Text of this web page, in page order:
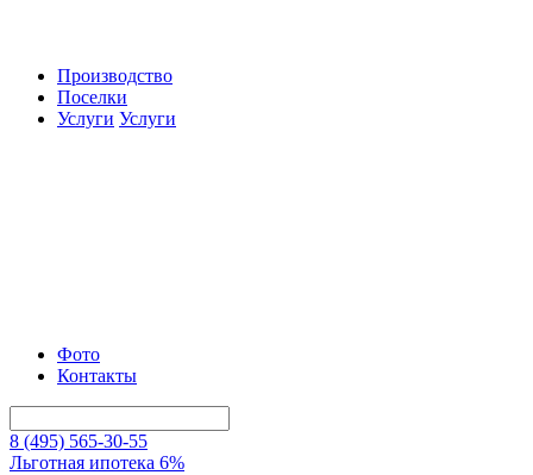
Производство
Поселки
Услуги Услуги
Фото
Контакты
8 (495) 565-30-55
Льготная ипотека 6%